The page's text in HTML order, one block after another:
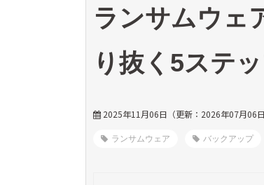
ランサムウェ
り抜く5ステ
2025年11月06日 （更新： 2026年07月06日
ランサムウェア バックアップ